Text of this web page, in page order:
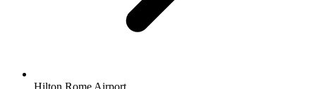
Hilton Rome Airport